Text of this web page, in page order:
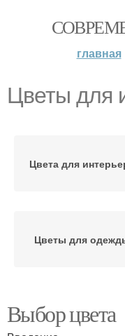
главная
Цветы для
Цвета для
Цветы для
Выбор цвета